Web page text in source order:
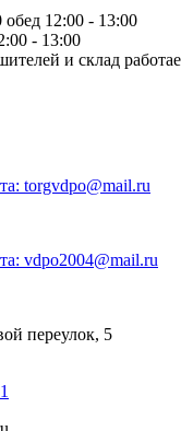
12:00 - 13:00
- 13:00
и склад
torgvdpo@mail.ru
vdpo2004@mail.ru
переулок, 5